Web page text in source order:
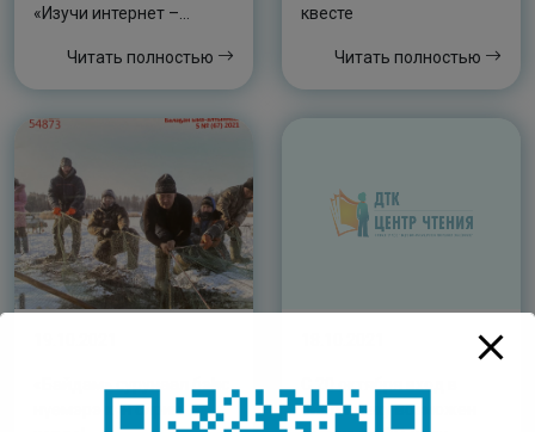
«Изучи интернет –
Читать полностью
квесте
Читать полностью
нүөмэрэ күн сирин
библиотеку возможен